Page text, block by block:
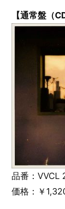
【通常盤（
品番：VVCL
価格：￥